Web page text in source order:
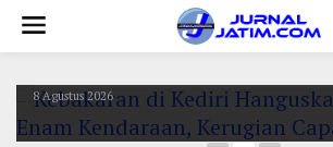
Kebakaran di Kediri Hanguskan
8 Agustus 2026